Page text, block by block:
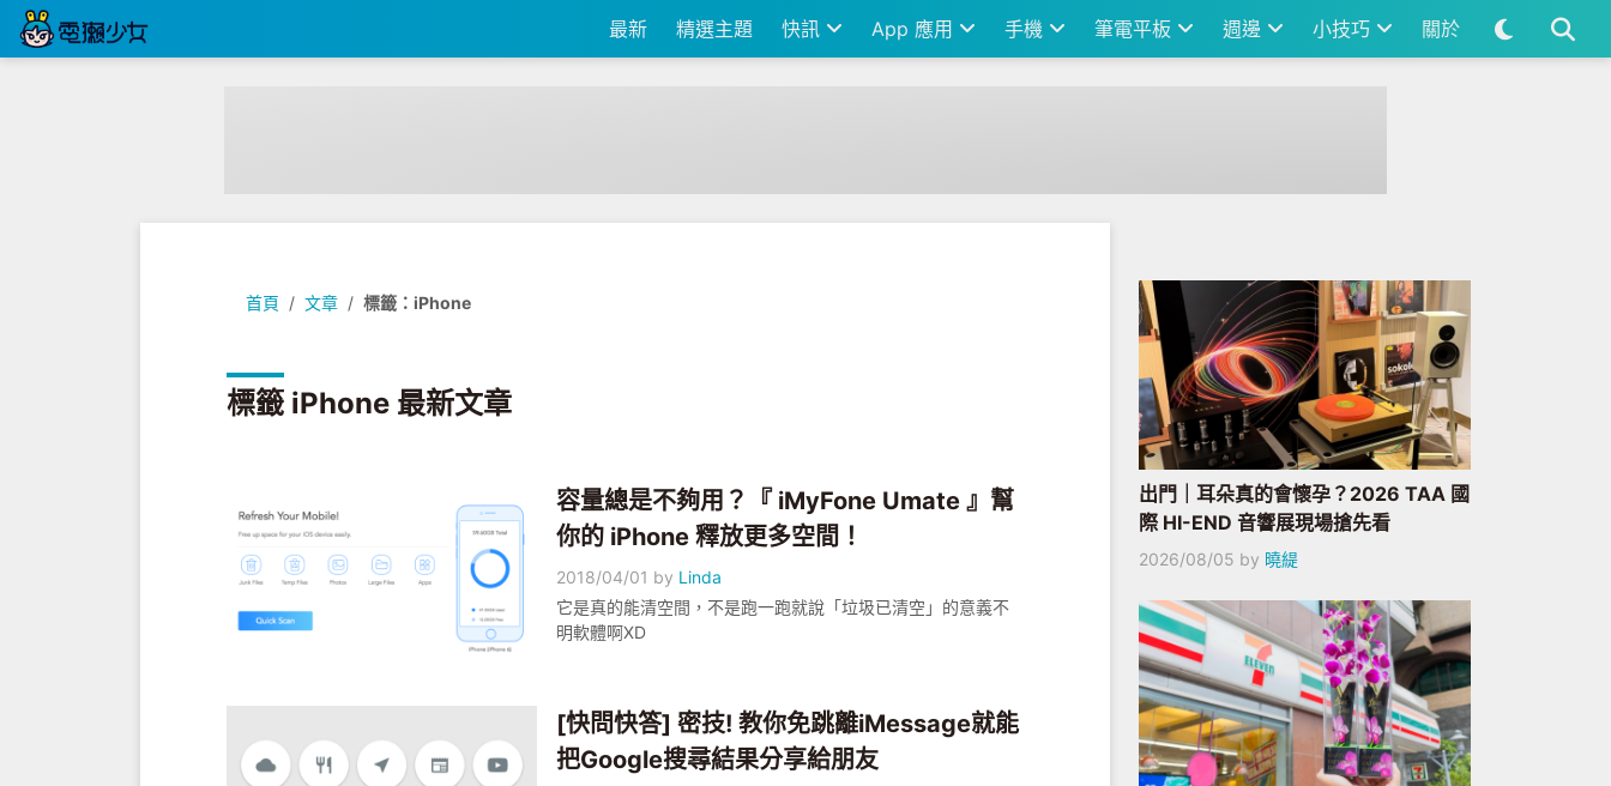
最新 精選主題 快訊 App 應用 手機 筆電平板 週邊 小技巧 關於
首頁 文章 標籤：iPhone
標籤 iPhone 最新文章
容量總是不夠用？『 iMyFone Umate 』幫
你的 iPhone 釋放更多空間！
2018/04/01 by Linda
它是真的能清空間，不是跑一跑就說「垃圾已清空」的意義不
明軟體啊XD
[快問快答] 密技! 教你免跳離iMessage就能
把Google搜尋結果分享給朋友
出門｜耳朵真的會懷孕？2026 TAA 國
際 HI-END 音響展現場搶先看
2026/08/05 by 曉緹